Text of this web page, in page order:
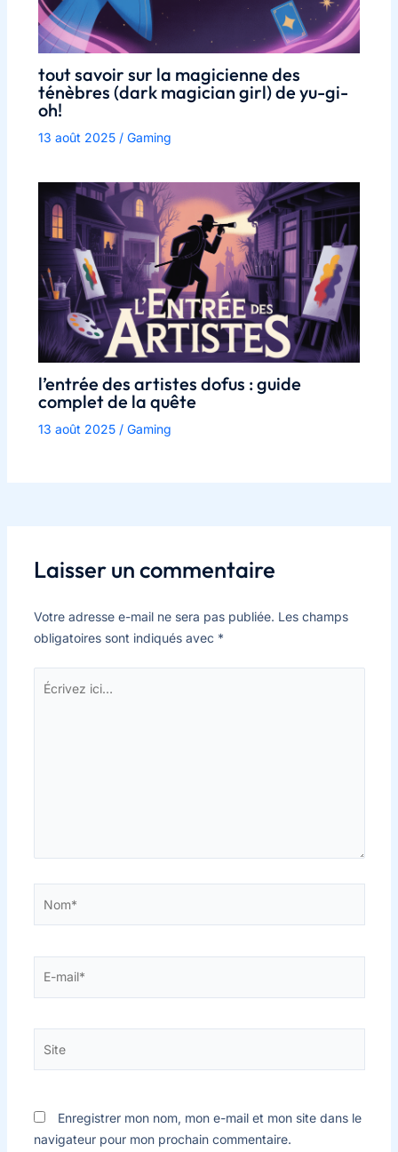
tout savoir sur la magicienne des
ténèbres (dark magician girl) de yu-gi-
oh!
13 août 2025 / Gaming
l’entrée des artistes dofus : guide
complet de la quête
13 août 2025 / Gaming
Laisser un commentaire
Votre adresse e-mail ne sera pas publiée. Les champs
obligatoires sont indiqués avec *
ici…
Enregistrer mon nom, mon e-mail et mon site dans le
navigateur pour mon prochain commentaire.